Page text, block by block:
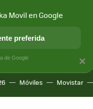
APLICACIONES
Móviles Movistar
×
Movil en Google
preferida
de Google